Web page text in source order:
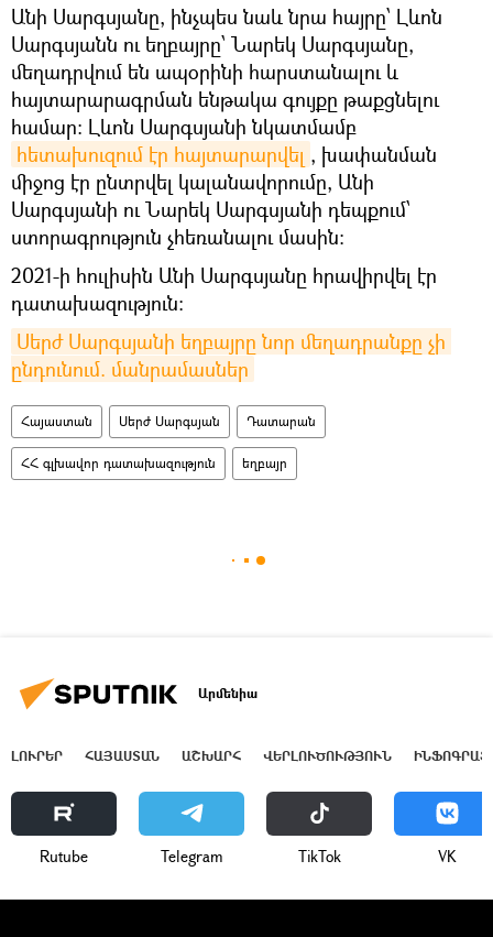
Անի Սարգսյանը, ինչպես նաև նրա հայրը՝ Լևոն
Սարգսյանն ու եղբայրը՝ Նարեկ Սարգսյանը,
մեղադրվում են ապօրինի հարստանալու և
հայտարարագրման ենթակա գույքը թաքցնելու
համար։ Լևոն Սարգսյանի նկատմամբ
հետախուզում էր հայտարարվել , խափանման
միջոց էր ընտրվել կալանավորումը, Անի
Սարգսյանի ու Նարեկ Սարգսյանի դեպքում՝
ստորագրություն չհեռանալու մասին։
2021-ի հուլիսին Անի Սարգսյանը հրավիրվել էր
դատախազություն։
Սերժ Սարգսյանի եղբայրը նոր մեղադրանքը չի
ընդունում. մանրամասներ
Հայաստան Սերժ Սարգսյան Դատարան
ՀՀ գլխավոր դատախազություն եղբայր
Արմենիա
ԼՈՒՐԵՐ ՀԱՅԱՍՏԱՆ ԱՇԽԱՐՀ ՎԵՐԼՈՒԾՈՒԹՅՈՒՆ
Rutube Telegram ТikТоk VK